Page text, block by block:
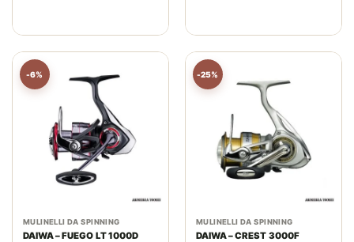
-6%
MULINELLI DA SPINNING
DAIWA – FUEGO LT 1000D
-25%
MULINELLI DA SPINNING
DAIWA – CREST 3000F